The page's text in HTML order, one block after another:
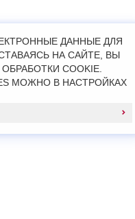
ДАННЫЕ ДЛЯ
НА САЙТЕ, ВЫ
ОБРАБОТКИ COOKIE.
МОЖНО В НАСТРОЙКАХ